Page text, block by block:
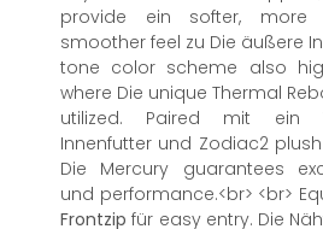
provide ein softer, more
smoother feel zu Die äußere
tone color scheme also
where Die unique Thermal
utilized. Paired mit ein
Innenfutter und Zodiac2
Die Mercury guarantees
und performance.<br> <br>
Frontzip für easy entry. Die